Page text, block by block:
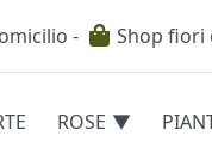
- Shop fiori
ROSE